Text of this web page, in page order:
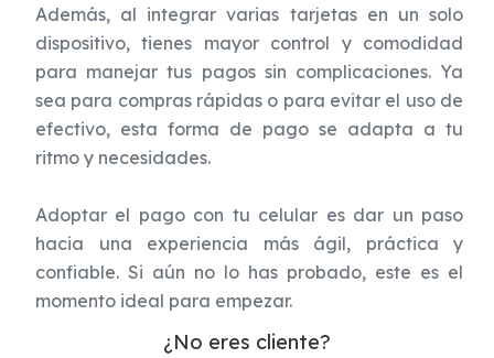
Además, al integrar varias tarjetas en un solo
dispositivo, tienes mayor control y comodidad
para manejar tus pagos sin complicaciones. Ya
sea para compras rápidas o para evitar el uso de
efectivo, esta forma de pago se adapta a tu
ritmo y necesidades.
Adoptar el pago con tu celular es dar un paso
hacia una experiencia más ágil, práctica y
confiable. Si aún no lo has probado, este es el
momento ideal para empezar.
¿No eres cliente?